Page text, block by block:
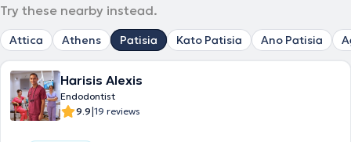
Try these nearby instead.
Attica Athens Patisia Kato Patisia Ano Patisia
Harisis Alexis
Endodontist
9.9|19 reviews